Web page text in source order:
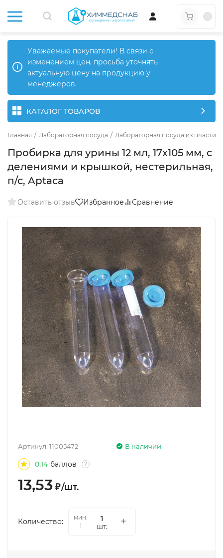
Уважаемые покупатели! В связи с
изменением цен, просьба уточнять
актуальную цену на продукцию у
менеджеров.
КАТАЛОГ ТОВАРОВ
Главная / Лабораторная посуда / Лабораторная посуда из пластика
Пробирка для урины 12 мл, 17х105 мм, с
делениями и крышкой, нестерильная,
п/с, Aptaca
Оставить отзыв Избранное Сравнение
В наличии
Артикул: 11005472
0.14 баллов ?
13,53 ₽/шт.
Количество:
мин.
1
шт.